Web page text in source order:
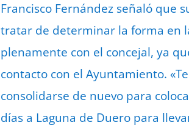
Francisco Fernández señaló que
tratar de determinar la forma en
plenamente con el concejal, ya
contacto con el Ayuntamiento.
consolidarse de nuevo para
días a Laguna de Duero para